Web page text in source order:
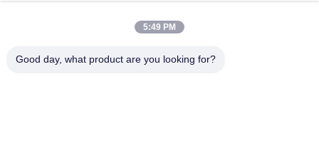
Huis
Producten
5:49 PM
Good day, what product are you looking for?